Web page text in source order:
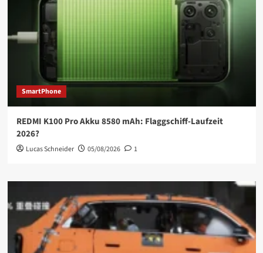
SmartPhone
REDMI K100 Pro Akku 8580 mAh: Flaggschiff-Laufzeit
2026?
Lucas Schneider 05/08/2026 1